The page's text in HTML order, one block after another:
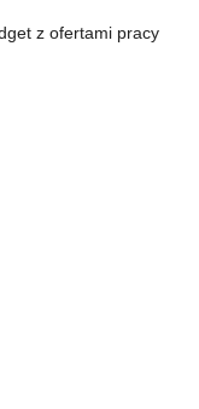
z ofertami pracy